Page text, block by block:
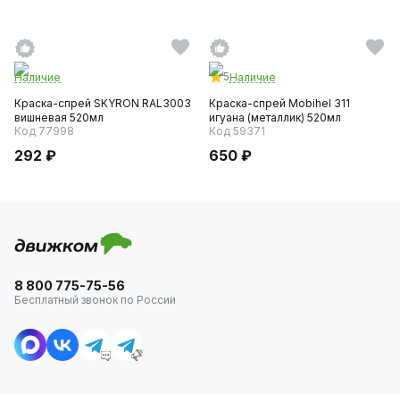
Наличие
Краска-спрей SKYRON RAL3003
вишневая 520мл
Код 77998
292 ₽
5Наличие
Краска-спрей Mobihel 311
игуана (металлик) 520мл
Код 59371
650 ₽
8 800 775-75-56
Бесплатный звонок по России